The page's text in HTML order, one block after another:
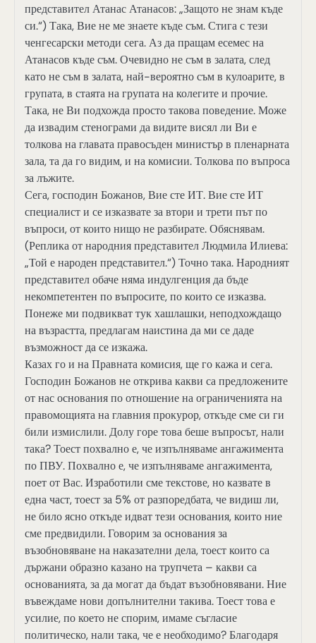
представител Атанас Атанасов: „Защото не знам къде
си.“) Така, Вие не ме знаете къде съм. Стига с тези
ченгесарски методи сега. Аз да пращам есемес на
Атанасов къде съм. Очевидно не съм в залата, след
като не съм в залата, най-вероятно съм в кулоарите, в
групата, в стаята на групата на колегите и прочие.
Така, не Ви подхожда просто такова поведение. Може
да извадим стенограми да видите висял ли Ви е
толкова на главата правосъден министър в пленарната
зала, та да го видим, и на комисии. Толкова по въпроса
за лъжите.
Сега, господин Божанов, Вие сте ИТ. Вие сте ИТ
специалист и се изказвате за втори и трети път по
въпроси, от които нищо не разбирате. Обяснявам.
(Реплика от народния представител Людмила Илиева:
„Той е народен представител.“) Точно така. Народният
представител обаче няма индулгенция да бъде
некомпетентен по въпросите, по които се изказва.
Понеже ми подвикват тук хашлашки, неподхождащо
на възрастта, предлагам наистина да ми се даде
възможност да се изкажа.
Казах го и на Правната комисия, ще го кажа и сега.
Господин Божанов не открива какви са предложените
от нас основания по отношение на ограниченията на
правомощията на главния прокурор, откъде сме си ги
били измислили. Долу горе това беше въпросът, нали
така? Тоест похвално е, че изпълняваме ангажимента
по ПВУ. Похвално е, че изпълняваме ангажимента,
поет от Вас. Изработили сме текстове, но казвате в
една част, тоест за 5% от разпоредбата, че видиш ли,
не било ясно откъде идват тези основания, които ние
сме предвидили. Говорим за основания за
възобновяване на наказателни дела, тоест които са
държани образно казано на трупчета – какви са
основанията, за да могат да бъдат възобновявани. Ние
въвеждаме нови допълнителни такива. Тоест това е
усилие, по което не спорим, имаме съгласие
политическо, нали така, че е необходимо? Благодаря